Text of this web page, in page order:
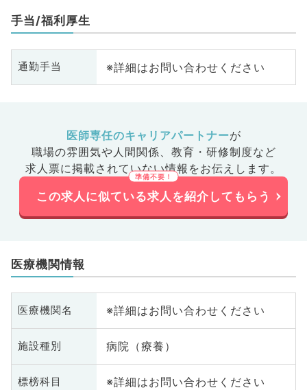
手当/福利厚生
通勤手当 ※詳細はお問い合わせください
医師専任のキャリアパートナーが
職場の雰囲気や人間関係、 教育・研修制度など
求人票に掲載されていない情報をお伝えします。
この求人に似ている求人を紹介してもらう
医療機関情報
医療機関名 ※詳細はお問い合わせください
施設種別 病院（療養）
標榜科目 ※詳細はお問い合わせください